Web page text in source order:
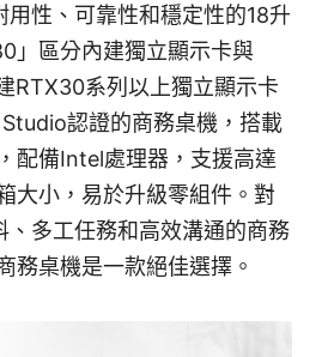
用性、可靠性和穩定性的18升
」區分內建獨立顯示卡與
RTX30系列以上獨立顯示卡
認證的商務桌機，搭載
配備Intel處理器，支援高達
大小，易於升級零組件。對
、多工任務和高效溝通的商務
務桌機是一款絕佳選擇。